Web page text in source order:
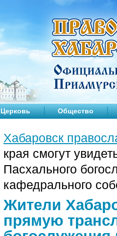
Церковь Общество
Хабаровск
края смогут
Пасхального
кафедрального
Жители
прямую